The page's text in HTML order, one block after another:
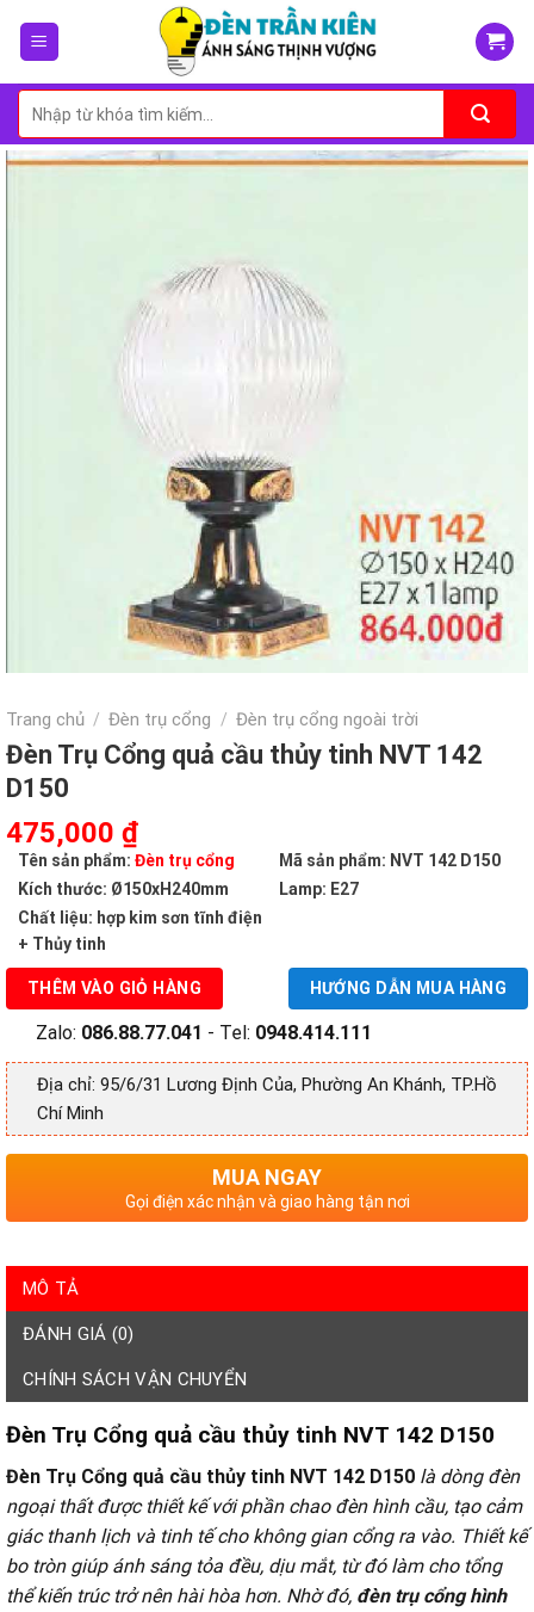
Tìm
kiếm:
Trang chủ / Đèn trụ cổng / Đèn trụ cổng ngoài trời
Đèn Trụ Cổng quả cầu thủy tinh NVT 142
D150
Giá
gốc
là:
864,000 ₫.
475,000 ₫Giá
hiện
tại
là:
Tên sản phẩm: Đèn trụ cổng
Mã sản phẩm: NVT 142 D150
Kích thước: Ø150xH240mm
Lamp: E27
Chất liệu: hợp kim sơn tĩnh điện
+ Thủy tinh
HƯỚNG DẪN MUA HÀNG
THÊM VÀO GIỎ HÀNG
Zalo: 086.88.77.041 - Tel: 0948.414.111
Địa chỉ: 95/6/31 Lương Định Của, Phường An Khánh, TP.Hồ
Chí Minh
MUA NGAY
Gọi điện xác nhận và giao hàng tận nơi
MÔ TẢ
ĐÁNH GIÁ (0)
CHÍNH SÁCH VẬN CHUYỂN
Đèn Trụ Cổng quả cầu thủy tinh NVT 142 D150
Đèn Trụ Cổng quả cầu thủy tinh NVT 142 D150 là dòng đèn
ngoại thất được thiết kế với phần chao đèn hình cầu, tạo cảm
giác thanh lịch và tinh tế cho không gian cổng ra vào. Thiết kế
bo tròn giúp ánh sáng tỏa đều, dịu mắt, từ đó làm cho tổng
thể kiến trúc trở nên hài hòa hơn. Nhờ đó, đèn trụ cổng hình